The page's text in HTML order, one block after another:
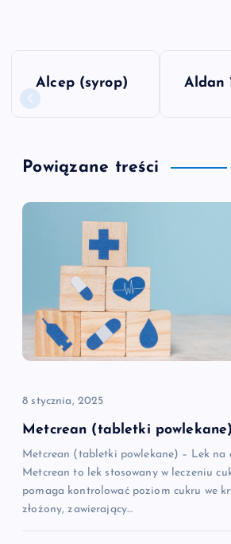
a
w
p
Alcep (syrop) Aldan
Powiązane treści
8 stycznia, 2025
Metcrean (tabletki powlekane)
Metcrean (tabletki powlekane) – Lek na
Metcrean to lek stosowany w leczeniu
pomaga kontrolować poziom cukru we
złożony, zawierający…